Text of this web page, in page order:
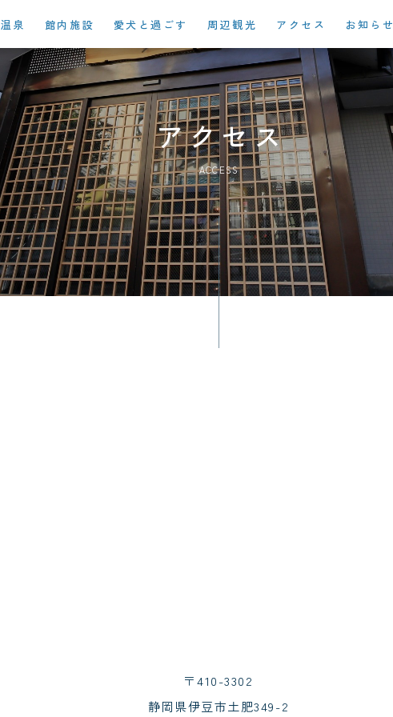
温泉 館内施設 愛犬と過ごす 周辺観光 アクセス お知らせ
アクセス
ACCESS
〒410-3302
静岡県伊豆市土肥349-2